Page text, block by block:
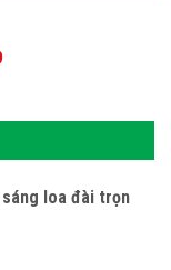
loa đài trọn